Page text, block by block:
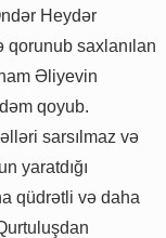
Heydər
qorunub saxlanılan
Əliyevin
qoyub.
sarsılmaz və
yaratdığı
qüdrətli və daha